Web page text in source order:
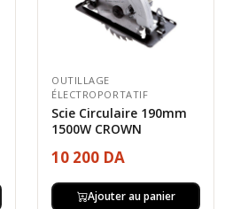
OUTILLAGE
ÉLECTROPORTATIF
Scie Circulaire 190mm
1500W CROWN
10 200 DA
Ajouter au panier